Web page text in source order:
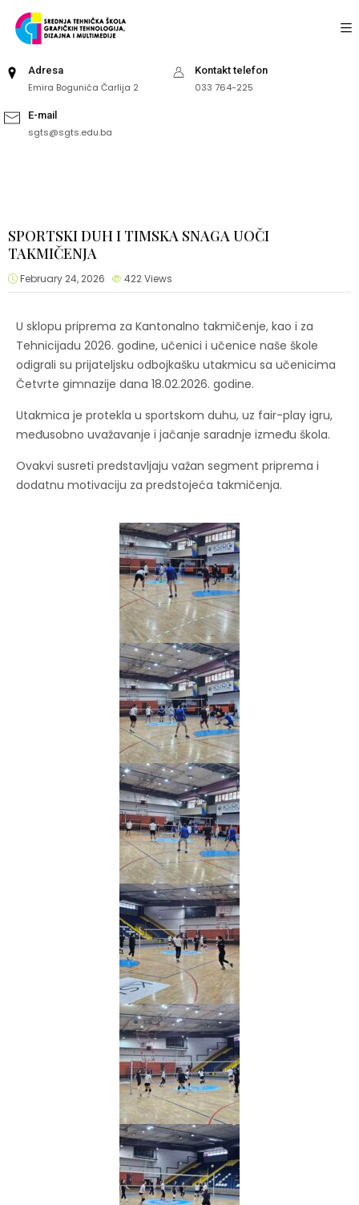
Adresa
Emira Bogunića Čarlija 2
Kontakt telefon
033 764-225
E-mail
sgts@sgts.edu.ba
SPORTSKI DUH I TIMSKA SNAGA UOČI
TAKMIČENJA
February 24, 2026 422Views
U sklopu priprema za Kantonalno takmičenje, kao i za
Tehnicijadu 2026. godine, učenici i učenice naše škole
odigrali su prijateljsku odbojkašku utakmicu sa učenicima
Četvrte gimnazije dana 18.02.2026. godine.
Utakmica je protekla u sportskom duhu, uz fair-play igru,
međusobno uvažavanje i jačanje saradnje između škola.
Ovakvi susreti predstavljaju važan segment priprema i
dodatnu motivaciju za predstojeća takmičenja.